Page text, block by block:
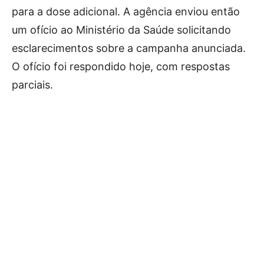
para a dose adicional. A agência enviou então
um ofício ao Ministério da Saúde solicitando
esclarecimentos sobre a campanha anunciada.
O ofício foi respondido hoje, com respostas
parciais.